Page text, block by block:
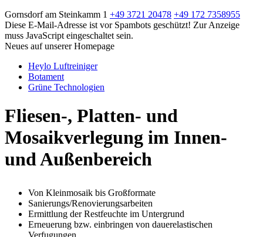
Gornsdorf am Steinkamm 1 +49 3721 20478 +49 172 7358955
Diese E-Mail-Adresse ist vor Spambots geschützt! Zur Anzeige
muss JavaScript eingeschaltet sein.
Neues auf unserer Homepage
Heylo Luftreiniger
Botament
Grüne Technologien
Fliesen-, Platten- und
Mosaikverlegung im Innen-
und Außenbereich
Von Kleinmosaik bis Großformate
Sanierungs/Renovierungsarbeiten
Ermittlung der Restfeuchte im Untergrund
Erneuerung bzw. einbringen von dauerelastischen